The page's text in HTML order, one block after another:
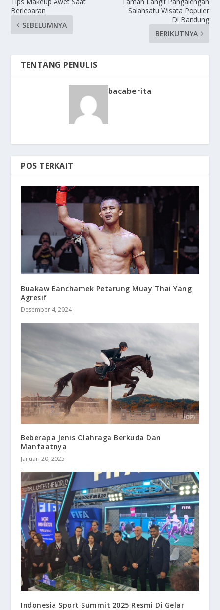
Berlebaran
SEBELUMNYA
Salahsatu Wisata Populer
Di Bandung
BERIKUTNYA
TENTANG PENULIS
bacaberita
POS TERKAIT
Buakaw Banchamek Petarung Muay Thai Yang
Agresif
Desember 4, 2024
Beberapa Jenis Olahraga Berkuda Dan
Manfaatnya
Januari 20, 2025
Indonesia Sport Summit 2025 Resmi Di Gelar